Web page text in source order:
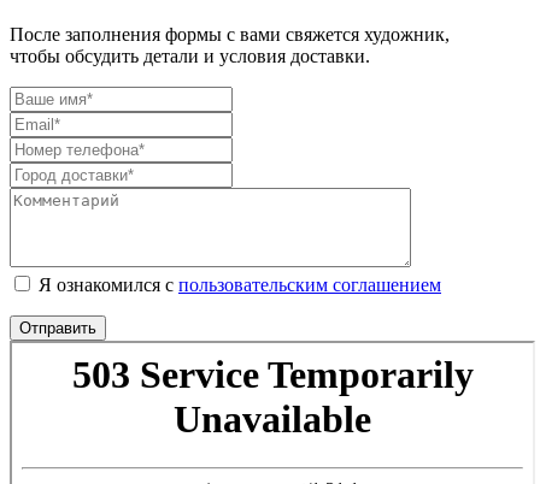
После заполнения формы с вами свяжется художник,
чтобы обсудить детали и условия доставки.
Я ознакомился с пользовательским соглашением